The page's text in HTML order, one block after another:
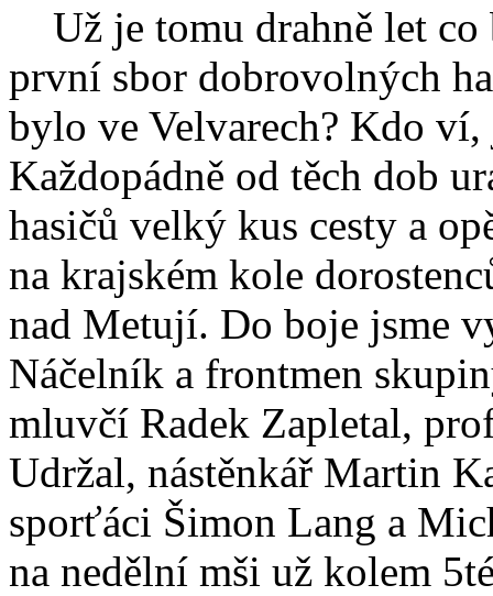
Už je tomu drahně let co
první sbor dobrovolných
bylo ve Velvarech? Kdo
Každopádně od těch dob
hasičů velký kus cesty a
na krajském kole
nad Metují. Do boje jsme
Náčelník a frontmen
mluvčí Radek Zapletal,
Udržal, nástěnkář Martin
sporťáci Šimon Lang a
na nedělní mši už kolem